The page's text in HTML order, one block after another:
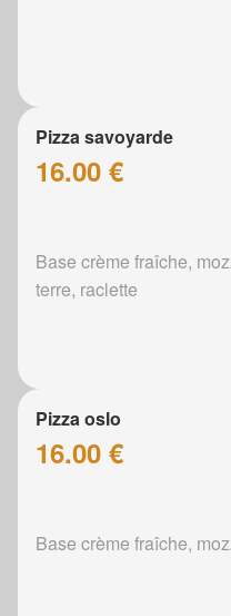
Pizza savoyarde
16.00 €
Base crème fraîche,
terre, raclette
Pizza oslo
16.00 €
Base crème fraîche,